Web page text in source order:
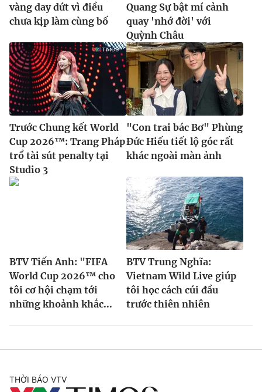
vàng day dứt vì điều
chưa kịp làm cùng bố
Quang Sự bật mí cảnh
quay 'nhớ đời' với
Quỳnh Châu
Trước Chung kết World
Cup 2026™: Trang Pháp
trổ tài sút penalty tại
Studio 3
"Con trai bác Bơ" Phùng
Đức Hiếu tiết lộ góc rất
khác ngoài màn ảnh
BTV Tiến Anh: "FIFA
World Cup 2026™ cho
tôi cơ hội chạm tới
những khoảnh khắc...
BTV Trung Nghĩa:
Vietnam Wild Live giúp
tôi học cách cúi đầu
trước thiên nhiên
THỜI BÁO VTV